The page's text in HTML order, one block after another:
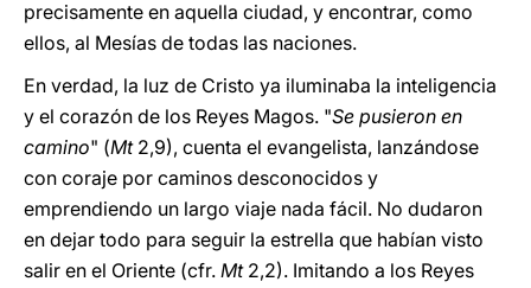
precisamente en aquella ciudad, y encontrar, como
ellos, al Mesías de todas las naciones.
En verdad, la luz de Cristo ya iluminaba la inteligencia
y el corazón de los Reyes Magos. "Se pusieron en
camino" (Mt2,9), cuenta el evangelista, lanzándose
con coraje por caminos desconocidos y
emprendiendo un largo viaje nada fácil. No dudaron
en dejar todo para seguir la estrella que habían visto
salir en el Oriente (cfr. Mt2,2). Imitando a los Reyes